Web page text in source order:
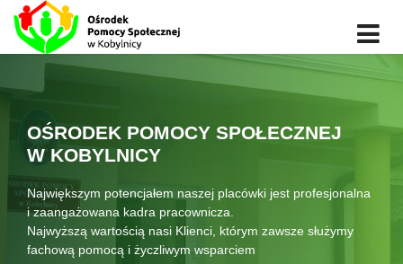
OŚRODEK POMOCY SPOŁECZNEJ
W KOBYLNICY
Największym potencjałem naszej placówki jest profesjonalna
i zaangażowana kadra pracownicza.
Najwyższą wartością nasi Klienci, którym zawsze służymy
fachową pomocą i życzliwym wsparciem